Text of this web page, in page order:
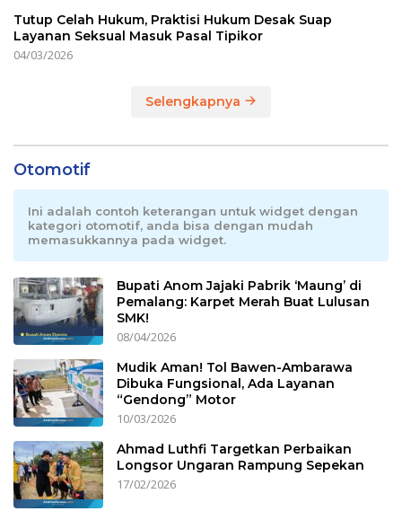
Tutup Celah Hukum, Praktisi Hukum Desak Suap
Layanan Seksual Masuk Pasal Tipikor
04/03/2026
Selengkapnya
Otomotif
Ini adalah contoh keterangan untuk widget dengan
kategori otomotif, anda bisa dengan mudah
memasukkannya pada widget.
Bupati Anom Jajaki Pabrik ‘Maung’ di
Pemalang: Karpet Merah Buat Lulusan
SMK!
08/04/2026
Mudik Aman! Tol Bawen-Ambarawa
Dibuka Fungsional, Ada Layanan
“Gendong” Motor
10/03/2026
Ahmad Luthfi Targetkan Perbaikan
Longsor Ungaran Rampung Sepekan
17/02/2026